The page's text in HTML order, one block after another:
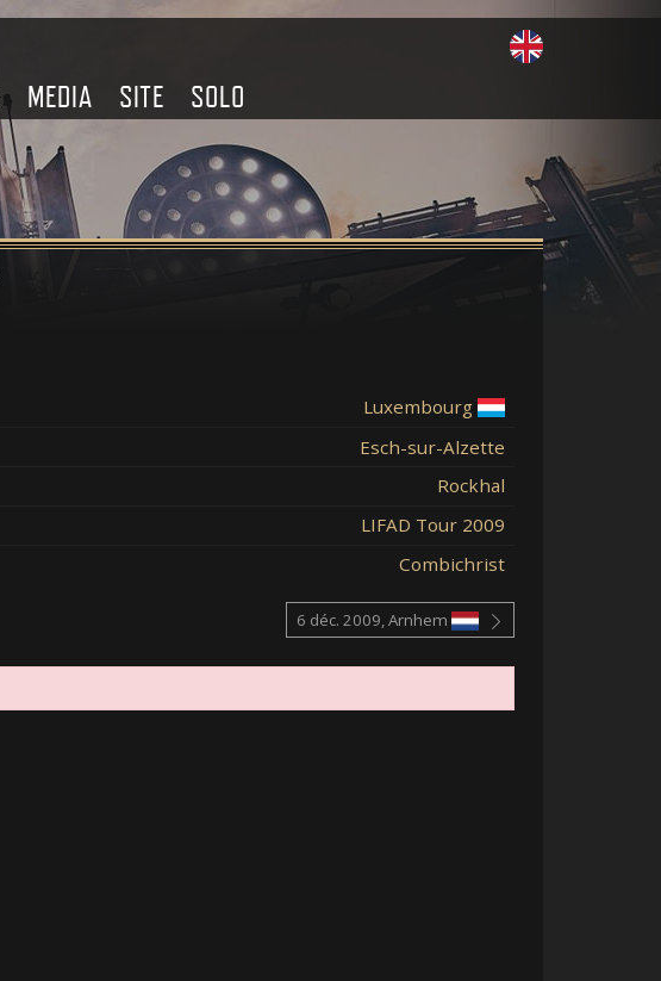
MEDIA SITE SOLO
Luxembourg
Esch-sur-Alzette
Rockhal
LIFAD Tour 2009
Combichrist
6 déc. 2009, Arnhem